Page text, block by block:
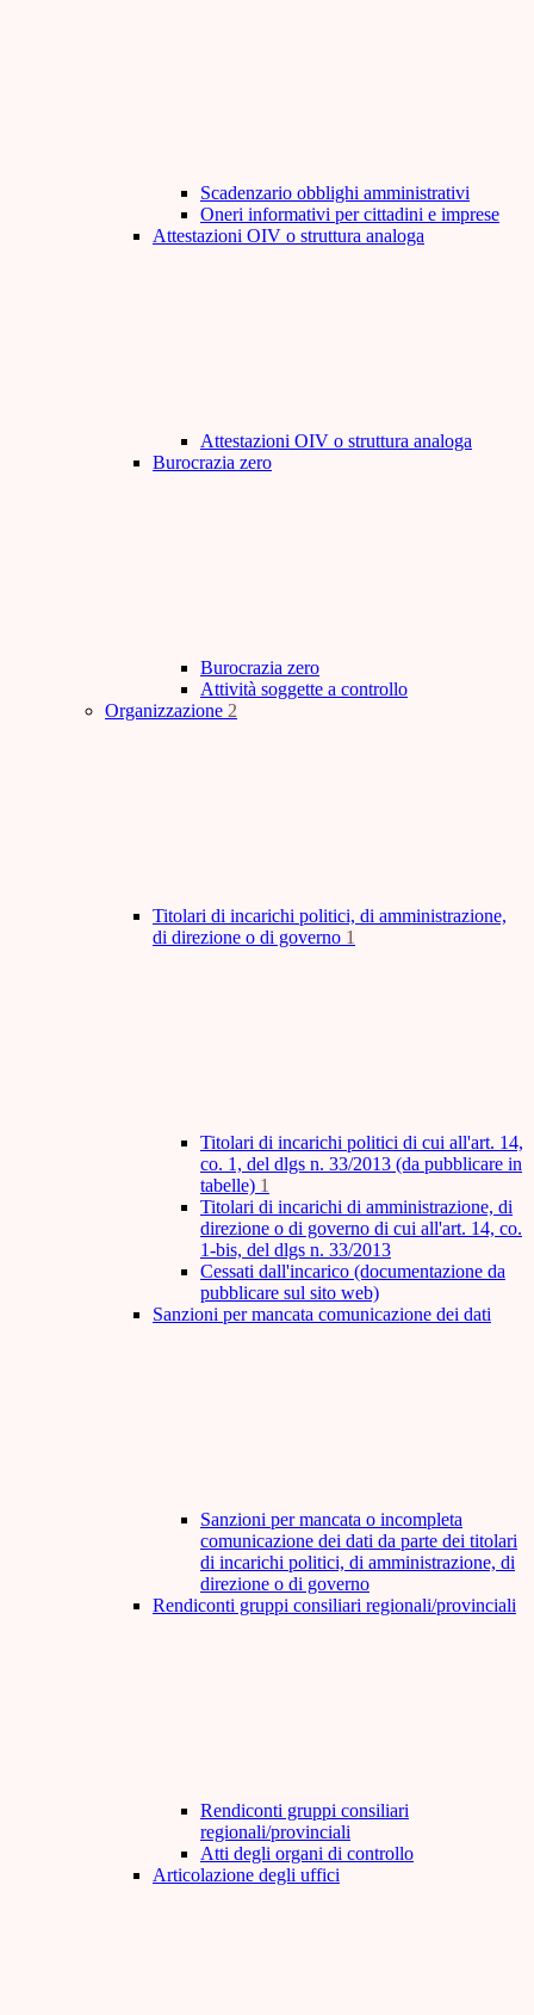
Scadenzario obblighi amministrativi
Oneri informativi per cittadini e imprese
Attestazioni OIV o struttura analoga
Attestazioni OIV o struttura analoga
Burocrazia zero
Burocrazia zero
Attività soggette a controllo
Organizzazione 2
Titolari di incarichi politici, di amministrazione,
di direzione o di governo 1
Titolari di incarichi politici di cui all'art. 14,
co. 1, del dlgs n. 33/2013 (da pubblicare in
tabelle) 1
Titolari di incarichi di amministrazione, di
direzione o di governo di cui all'art. 14, co.
1-bis, del dlgs n. 33/2013
Cessati dall'incarico (documentazione da
pubblicare sul sito web)
Sanzioni per mancata comunicazione dei dati
Sanzioni per mancata o incompleta
comunicazione dei dati da parte dei titolari
di incarichi politici, di amministrazione, di
direzione o di governo
Rendiconti gruppi consiliari regionali/provinciali
Rendiconti gruppi consiliari
regionali/provinciali
Atti degli organi di controllo
Articolazione degli uffici